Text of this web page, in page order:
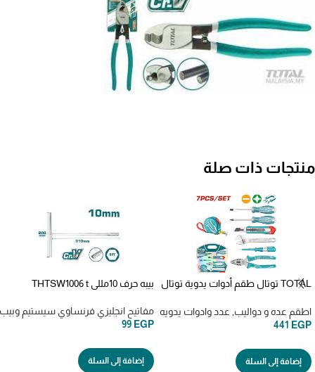
منتجات ذات صلة
TOTAL توتال طقم أدوات يدوية توتال
اطقم عده و دواليب عدد وادوات يدويه
441 EGP
إضافة إلى السلة
بيبه حرف 10مللي THTSW1006 t
مفاتيح انجليزي فرنساوي سيستيم وبيب
99 EGP
إضافة إلى السلة